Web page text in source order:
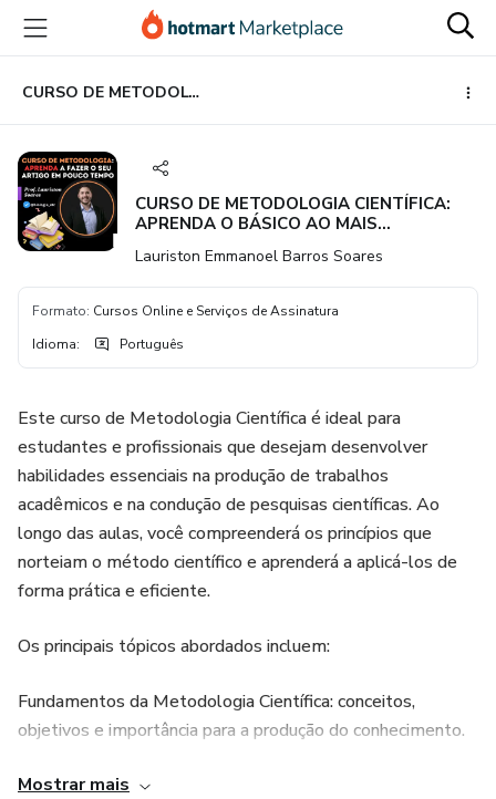
para
conteúdo
principal
para
pagamento
para
rodapé
CURSO DE METODOLOGIA CIENTÍFICA: APRENDA O BÁSICO AO MAIS AVANÇADO!
CURSO DE METODOLOGIA CIENTÍFICA:
APRENDA O BÁSICO AO MAIS
Lauriston Emmanoel Barros Soares
Formato: Cursos Online e Serviços de Assinatura
Idioma: Português
Este curso de Metodologia Científica é ideal para
estudantes e profissionais que desejam desenvolver
habilidades essenciais na produção de trabalhos
acadêmicos e na condução de pesquisas científicas. Ao
longo das aulas, você compreenderá os princípios que
norteiam o método científico e aprenderá a aplicá-los de
forma prática e eficiente.
Os principais tópicos abordados incluem:
Fundamentos da Metodologia Científica: conceitos,
objetivos e importância para a produção do conhecimento.
Tipos de Pesquisa: qualitativa, quantitativa e mista, com
Mostrar mais